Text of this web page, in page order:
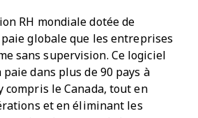
RH mondiale dotée de
globale que les entreprises
sans supervision. Ce logiciel
dans plus de 90 pays à
compris le Canada, tout en
et en éliminant les